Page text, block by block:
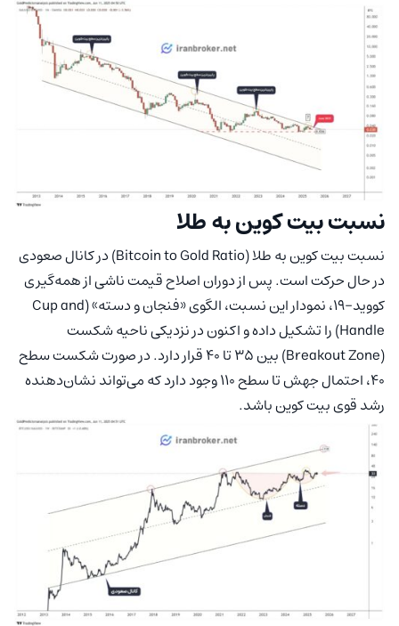
نسبت بیت کوین به طلا
نسبت بیت کوین به طلا (Bitcoin to Gold Ratio) در کانال صعودی
در حال حرکت است. پس از دوران اصلاح قیمت ناشی از همه‌گیری
کووید-۱۹، نمودار این نسبت، الگوی «فنجان و دسته» (Cup and
Handle) را تشکیل داده و اکنون در نزدیکی ناحیه شکست
(Breakout Zone) بین ۳۵ تا ۴۰ قرار دارد. در صورت شکست سطح
۴۰، احتمال جهش تا سطح ۱۱۰ وجود دارد که می‌تواند نشان‌دهنده
رشد قوی بیت کوین باشد.